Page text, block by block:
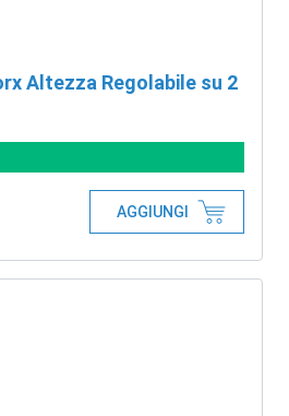
Altezza Regolabile su 2
AGGIUNGI